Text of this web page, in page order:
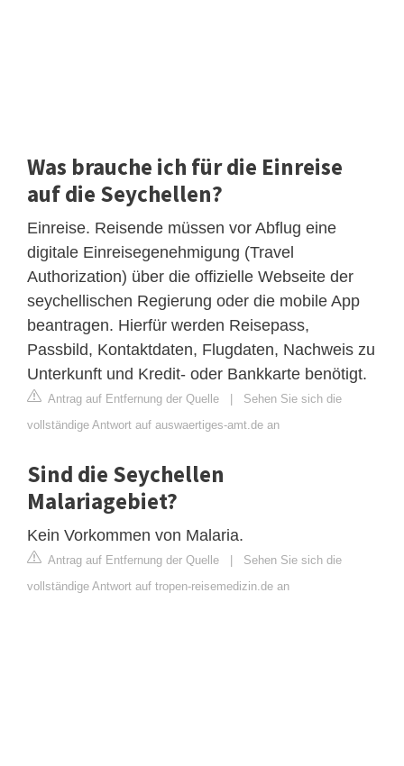
Was brauche ich für die Einreise
auf die Seychellen?
Einreise. Reisende müssen vor Abflug eine
digitale Einreisegenehmigung (Travel
Authorization) über die offizielle Webseite der
seychellischen Regierung oder die mobile App
beantragen. Hierfür werden Reisepass,
Passbild, Kontaktdaten, Flugdaten, Nachweis zu
Unterkunft und Kredit- oder Bankkarte benötigt.
Antrag auf Entfernung der Quelle
Sehen Sie sich die
vollständige Antwort auf auswaertiges-amt.de an
Sind die Seychellen
Malariagebiet?
Kein Vorkommen von Malaria.
Antrag auf Entfernung der Quelle
Sehen Sie sich die
vollständige Antwort auf tropen-reisemedizin.de an